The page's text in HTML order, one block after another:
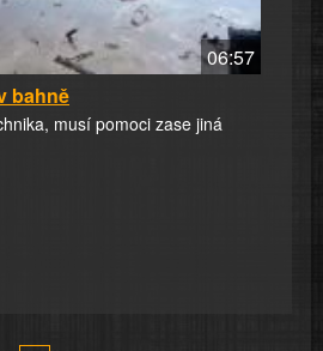
06:57
bahně
musí pomoci zase jiná